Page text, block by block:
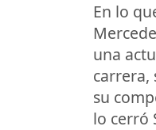
En lo
una
carrera,
su
lo cerró